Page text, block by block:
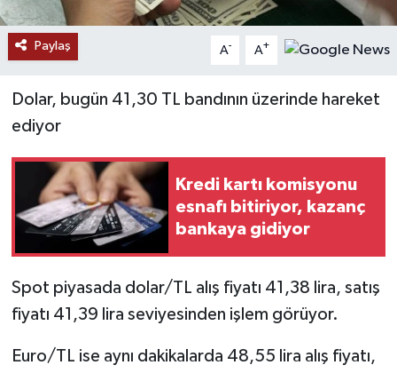
Paylaş A- A+
Dolar, bugün 41,30 TL bandının üzerinde hareket
ediyor
Kredi kartı komisyonu
esnafı bitiriyor, kazanç
bankaya gidiyor
Spot piyasada dolar/TL alış fiyatı 41,38 lira, satış
fiyatı 41,39 lira seviyesinden işlem görüyor.
Euro/TL ise aynı dakikalarda 48,55 lira alış fiyatı,